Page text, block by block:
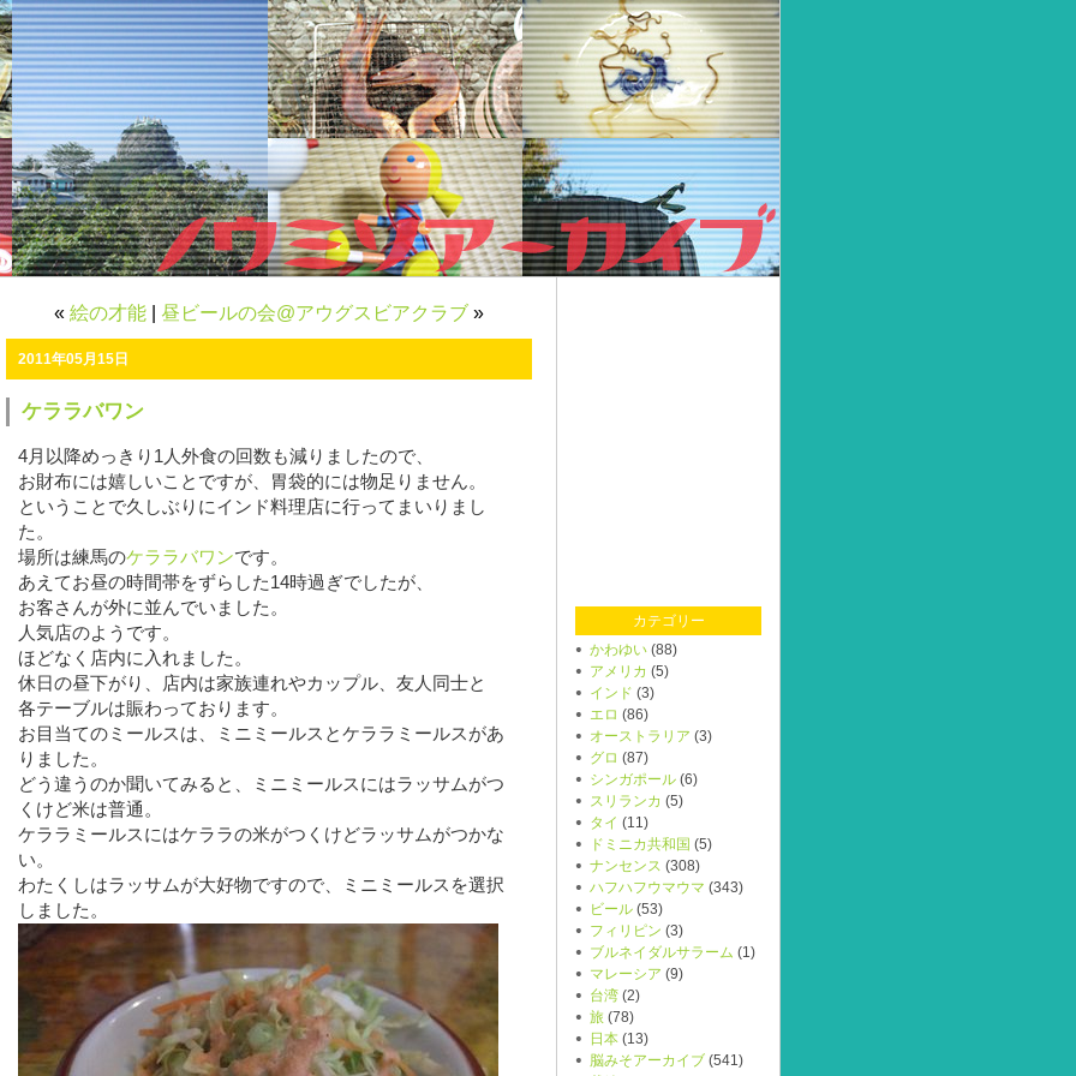
« 絵の才能 昼ビールの会@アウグスビアクラブ »
2011年05月15日
ケララバワン
4月以降めっきり1人外食の回数も減りましたので、
お財布には嬉しいことですが、胃袋的には物足りません。
ということで久しぶりにインド料理店に行ってまいりまし
た。
場所は練馬のケララバワンです。
あえてお昼の時間帯をずらした14時過ぎでしたが、
お客さんが外に並んでいました。
人気店のようです。
ほどなく店内に入れました。
休日の昼下がり、店内は家族連れやカップル、友人同士と
各テーブルは賑わっております。
お目当てのミールスは、ミニミールスとケララミールスがあ
りました。
どう違うのか聞いてみると、ミニミールスにはラッサムがつ
くけど米は普通。
ケララミールスにはケララの米がつくけどラッサムがつかな
い。
わたくしはラッサムが大好物ですので、ミニミールスを選択
しました。
カテゴリー
かわゆい (88)
アメリカ (5)
インド (3)
エロ (86)
オーストラリア (3)
グロ (87)
シンガポール (6)
スリランカ (5)
タイ (11)
ドミニカ共和国 (5)
ナンセンス (308)
ハフハフウマウマ (343)
ビール (53)
フィリピン (3)
ブルネイダルサラーム (1)
マレーシア (9)
台湾 (2)
旅 (78)
日本 (13)
脳みそアーカイブ (541)